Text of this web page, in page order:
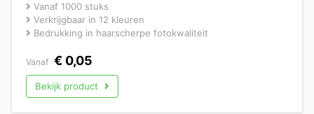
Vanaf 1000 stuks
Verkrijgbaar in 12 kleuren
Bedrukking in haarscherpe fotokwaliteit
Vanaf € 0,05
Bekijk product